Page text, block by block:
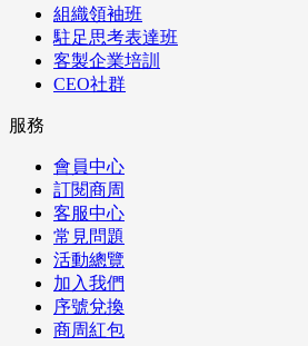
組織領袖班
駐足思考表達班
客製企業培訓
CEO社群
服務
會員中心
訂閱商周
客服中心
常見問題
活動總覽
加入我們
序號兌換
商周紅包